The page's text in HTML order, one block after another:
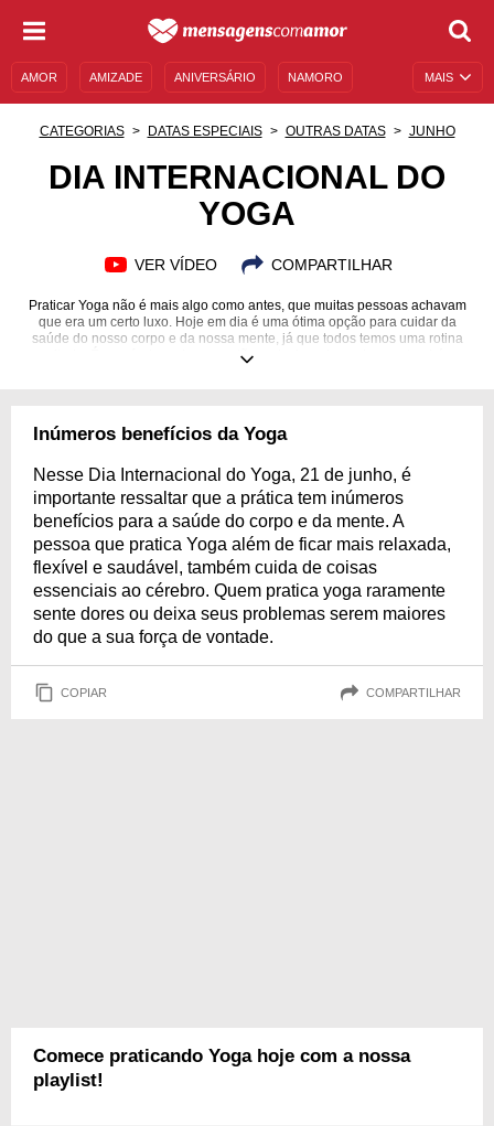
MAIS
AMOR AMIZADE ANIVERSÁRIO NAMORO
MENSAGENS DE ANIVERSÁRIO
CATEGORIAS DATAS ESPECIAIS OUTRAS DATAS JUNHO
DIA INTERNACIONAL DO
YOGA
VER VÍDEO COMPARTILHAR
Praticar Yoga não é mais algo como antes, que muitas pessoas achavam
que era um certo luxo. Hoje em dia é uma ótima opção para cuidar da
saúde do nosso corpo e da nossa mente, já que todos temos uma rotina
agitada. É possível resolver questões relacionadas a dores e também
confira mais sobre essa prática com as mensagens que trouxemos para
Inúmeros benefícios da Yoga
Nesse Dia Internacional do Yoga, 21 de junho, é
importante ressaltar que a prática tem inúmeros
benefícios para a saúde do corpo e da mente. A
pessoa que pratica Yoga além de ficar mais relaxada,
flexível e saudável, também cuida de coisas
essenciais ao cérebro. Quem pratica yoga raramente
sente dores ou deixa seus problemas serem maiores
do que a sua força de vontade.
COPIAR COMPARTILHAR
Comece praticando Yoga hoje com a nossa
playlist!